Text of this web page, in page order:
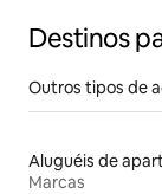
Destinos
Outros tipos de
Aluguéis de
Marcas